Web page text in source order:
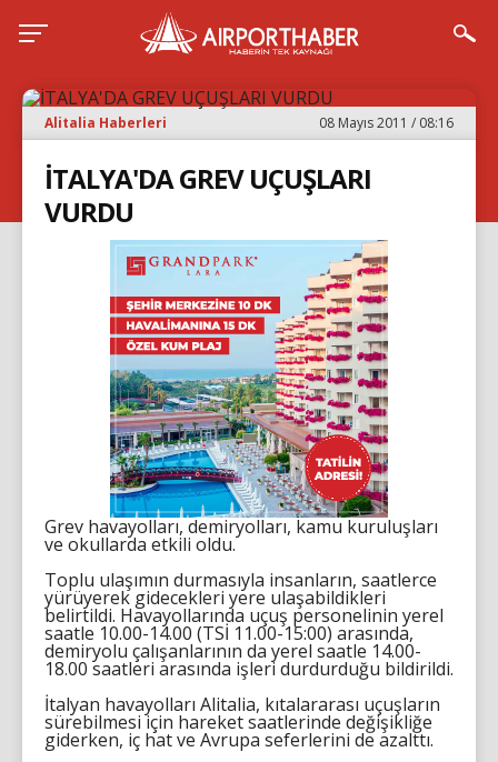
Alitalia Haberleri 08 Mayıs 2011 / 08:16
İTALYA'DA GREV UÇUŞLARI
VURDU
Grev havayolları, demiryolları, kamu kuruluşları
ve okullarda etkili oldu.
Toplu ulaşımın durmasıyla insanların, saatlerce
yürüyerek gidecekleri yere ulaşabildikleri
belirtildi. Havayollarında uçuş personelinin yerel
saatle 10.00-14.00 (TSİ 11.00-15:00) arasında,
demiryolu çalışanlarının da yerel saatle 14.00-
18.00 saatleri arasında işleri durdurduğu bildirildi.
İtalyan havayolları Alitalia, kıtalararası uçuşların
sürebilmesi için hareket saatlerinde değişikliğe
giderken, iç hat ve Avrupa seferlerini de azalttı.